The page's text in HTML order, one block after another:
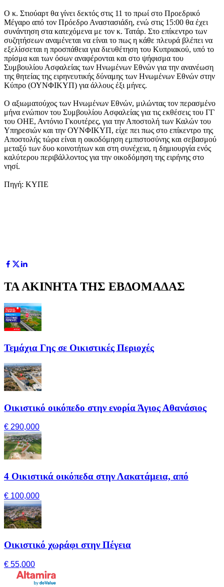
Ο κ. Στιούαρτ θα γίνει δεκτός στις 11 το πρωί στο Προεδρικό
Μέγαρο από τον Πρόεδρο Αναστασιάδη, ενώ στις 15:00 θα έχει
συνάντηση στα κατεχόμενα με τον κ. Τατάρ. Στο επίκεντρο των
συζητήσεων αναμένεται να είναι το πως η κάθε πλευρά βλέπει να
εξελίσσεται η προσπάθεια για διευθέτηση του Κυπριακού, υπό το
πρίσμα και των όσων αναφέρονται και στο ψήφισμα του
Συμβουλίου Ασφαλείας των Ηνωμένων Εθνών για την ανανέωση
της θητείας της ειρηνευτικής δύναμης των Ηνωμένων Εθνών στην
Κύπρο (ΟΥΝΦΙΚΥΠ) για άλλους έξι μήνες.
Ο αξιωματούχος των Ηνωμένων Εθνών, μιλώντας τον περασμένο
μήνα ενώπιον του Συμβουλίου Ασφαλείας για τις εκθέσεις του ΓΓ
του ΟΗΕ, Αντόνιο Γκουτέρες, για την Αποστολή των Καλών του
Υπηρεσιών και την ΟΥΝΦΙΚΥΠ, είχε πει πως στο επίκεντρο της
Αποστολής τώρα είναι η οικοδόμηση εμπιστοσύνης και σεβασμού
μεταξύ των δυο κοινοτήτων και στη συνέχεια, η δημιουργία ενός
καλύτερου περιβάλλοντος για την οικοδόμηση της ειρήνης στο
νησί.
Πηγή: ΚΥΠΕ
ΤΑ ΑΚΙΝΗΤΑ ΤΗΣ ΕΒΔΟΜΑΔΑΣ
Τεμάχια Γης σε Οικιστικές Περιοχές
Οικιστικό οικόπεδο στην ενορία Άγιος Αθανάσιος
€ 290,000
4 Οικιστικά οικόπεδα στην Λακατάμεια, από
€ 100,000
Οικιστικό χωράφι στην Πέγεια
€ 55,000